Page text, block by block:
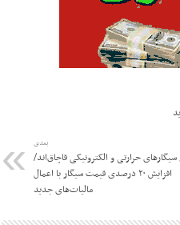
بعدی
سیگارهای حرارتی و الکترونیکی قاچاق‌اند/
افزایش ۲۰ درصدی قیمت سیگار با اعمال
مالیات‌های جدید